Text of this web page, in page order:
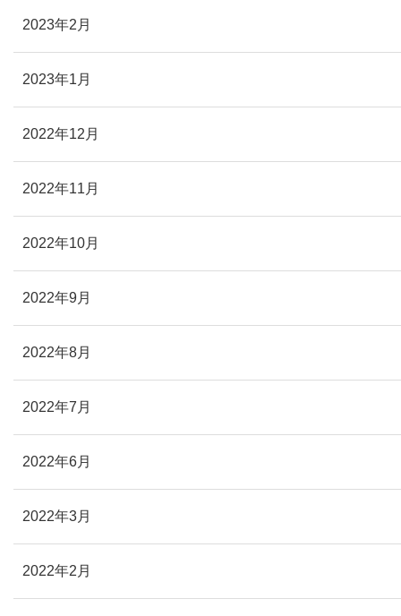
2023年2月
2023年1月
2022年12月
2022年11月
2022年10月
2022年9月
2022年8月
2022年7月
2022年6月
2022年3月
2022年2月